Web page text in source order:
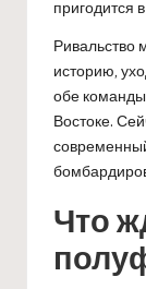
пригодится
Ривальство
историю,
обе
Востоке.
Что